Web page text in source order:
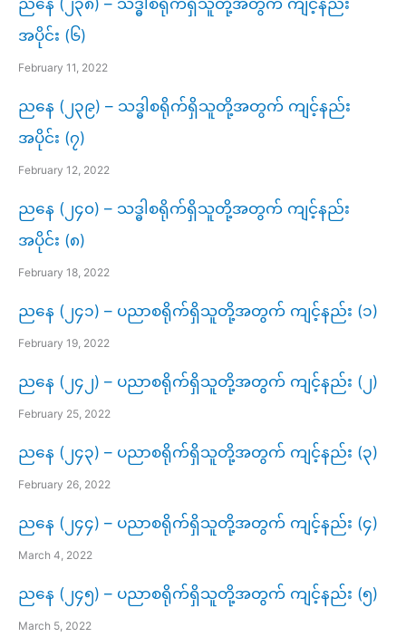
ညနေ (၂၃၈) – သဒ္ဓါစရိုက်ရှိသူတို့အတွက် ကျင့်နည်း
အပိုင်း (၆)
February 11, 2022
ညနေ (၂၃၉) – သဒ္ဓါစရိုက်ရှိသူတို့အတွက် ကျင့်နည်း
အပိုင်း (၇)
February 12, 2022
ညနေ (၂၄၀) – သဒ္ဓါစရိုက်ရှိသူတို့အတွက် ကျင့်နည်း
အပိုင်း (၈)
February 18, 2022
ညနေ (၂၄၁) – ပညာစရိုက်ရှိသူတို့အတွက် ကျင့်နည်း (၁)
February 19, 2022
ညနေ (၂၄၂) – ပညာစရိုက်ရှိသူတို့အတွက် ကျင့်နည်း (၂)
February 25, 2022
ညနေ (၂၄၃) – ပညာစရိုက်ရှိသူတို့အတွက် ကျင့်နည်း (၃)
February 26, 2022
ညနေ (၂၄၄) – ပညာစရိုက်ရှိသူတို့အတွက် ကျင့်နည်း (၄)
March 4, 2022
ညနေ (၂၄၅) – ပညာစရိုက်ရှိသူတို့အတွက် ကျင့်နည်း (၅)
March 5, 2022